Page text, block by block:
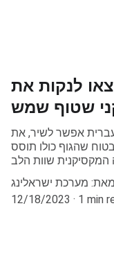
לנקות את
שטוף שמש
אפשר לשיר, את
שהגוף כולו תוסס
המקסיקנית שוות הלב
מאת: מערכת ישראלינג
12/18/2023
1 min